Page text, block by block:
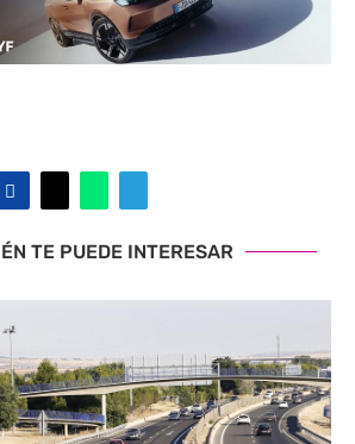
TE PUEDE INTERESAR